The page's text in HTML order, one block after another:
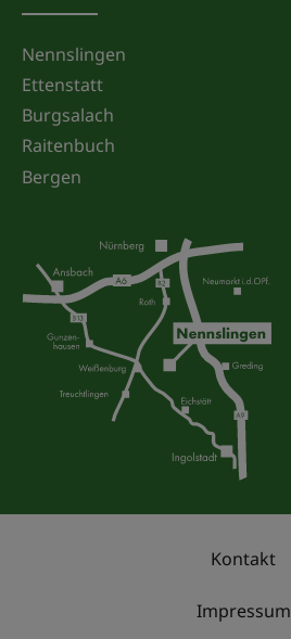
Nennslingen
Ettenstatt
Burgsalach
Raitenbuch
Bergen
Kontakt
Impressum